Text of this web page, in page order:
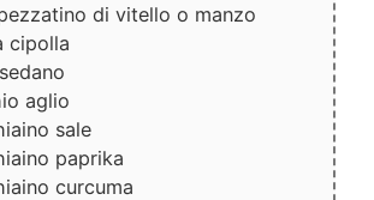
di vitello o manzo
cipolla
sedano
aglio
sale
paprika
curcuma